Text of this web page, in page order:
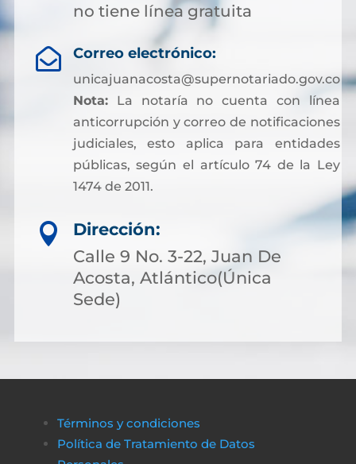
no tiene línea gratuita
 Correo electrónico:
unicajuanacosta@supernotariado.gov.co
Nota:La notaría no cuenta con línea
anticorrupción y correo de notificaciones
judiciales, esto aplica para entidades
públicas, según el artículo 74 de la Ley
1474 de 2011.

Dirección:
Calle 9 No. 3-22, Juan De
Acosta, Atlántico(Única
Sede)
Términos y condiciones
Política de Tratamiento de Datos